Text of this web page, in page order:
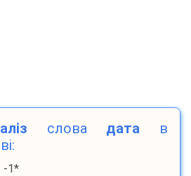
слова дата в
-1*